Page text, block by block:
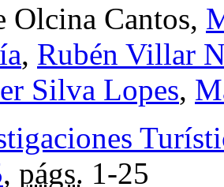
Olcina Cantos,
, Rubén Villar
Silva Lopes,
, págs. 1-25